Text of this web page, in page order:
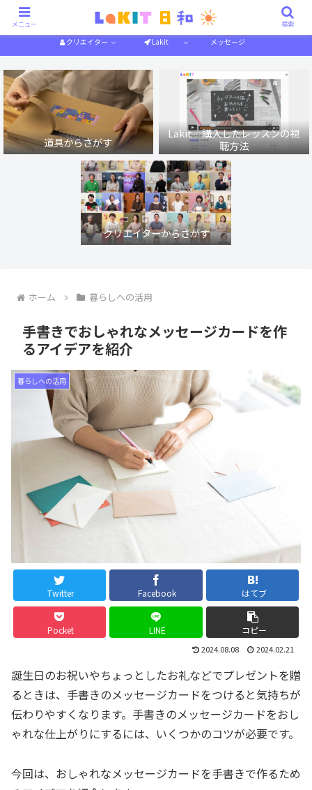
作り方解説 特集一覧
クリエイター Lakit メッセージ
道具からさがす
Lakit 購入したレッスンの視
聴方法
クリエイターからさがす
ホーム 暮らしへの活用
手書きでおしゃれなメッセージカードを作
るアイデアを紹介
暮らしへの活用
Twitter Facebook はてブ
Pocket LINE コピー
2024.08.08 2024.02.21
誕生日のお祝いやちょっとしたお礼などでプレゼントを贈
るときは、手書きのメッセージカードをつけると気持ちが
伝わりやすくなります。手書きのメッセージカードをおし
ゃれな仕上がりにするには、いくつかのコツが必要です。
今回は、おしゃれなメッセージカードを手書きで作るため
メニュー 検索